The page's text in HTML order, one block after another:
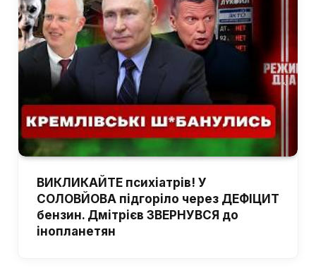
ВИКЛИКАЙТЕ психіатрів! У
СОЛОВЙОВА підгоріло через ДЕФІЦИТ
бензин. Дмітрієв ЗВЕРНУВСЯ до
інопланетян